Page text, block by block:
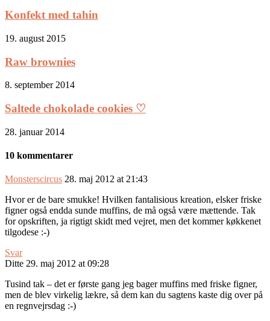
Konfekt med tahin
19. august 2015
Raw brownies
8. september 2014
Saltede chokolade cookies ♡
28. januar 2014
10 kommentarer
Monsterscircus 28. maj 2012 at 21:43
Hvor er de bare smukke! Hvilken fantalisious kreation, elsker friske
figner også endda sunde muffins, de må også være mættende. Tak
for opskriften, ja rigtigt skidt med vejret, men det kommer køkkenet
tilgodese :-)
Svar
Ditte 29. maj 2012 at 09:28
Tusind tak – det er første gang jeg bager muffins med friske figner,
men de blev virkelig lækre, så dem kan du sagtens kaste dig over på
en regnvejrsdag :-)